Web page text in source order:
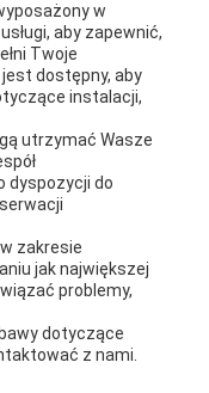
w
aby zapewnić,
Twoje
dostępny, aby
instalacji,
utrzymać Wasze
dyspozycji do
zakresie
jak największej
problemy,
dotyczące
z nami.